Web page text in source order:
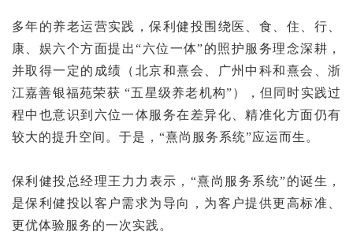
多年的养老运营实践，保利健投围绕医、食、住、行、
康、娱六个方面提出“六位一体”的照护服务理念深耕，
并取得一定的成绩（北京和熹会、广州中科和熹会、浙
江嘉善银福苑荣获 “五星级养老机构”），但同时实践过
程中也意识到六位一体服务在差异化、精准化方面仍有
较大的提升空间。于是，“熹尚服务系统”应运而生。
保利健投总经理王力力表示，“熹尚服务系统”的诞生，
是保利健投以客户需求为导向，为客户提供更高标准、
更优体验服务的一次实践。